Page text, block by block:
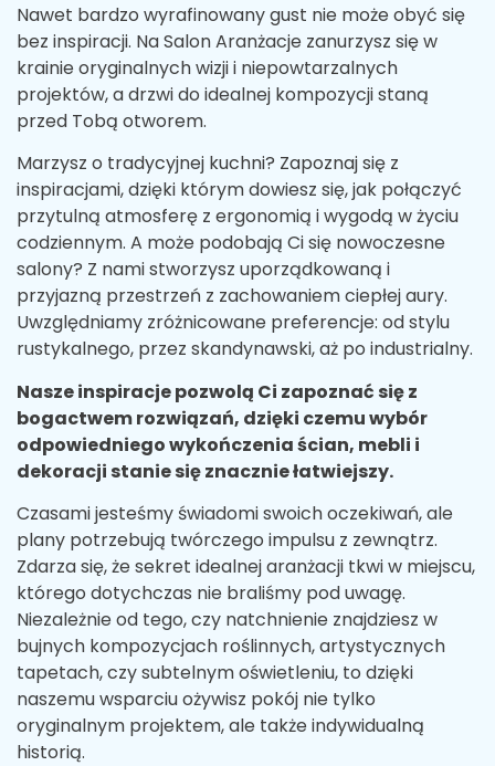
Nawet bardzo wyrafinowany gust nie może obyć się
bez inspiracji. Na Salon Aranżacje zanurzysz się w
krainie oryginalnych wizji i niepowtarzalnych
projektów, a drzwi do idealnej kompozycji staną
przed Tobą otworem.
Marzysz o tradycyjnej kuchni? Zapoznaj się z
inspiracjami, dzięki którym dowiesz się, jak połączyć
przytulną atmosferę z ergonomią i wygodą w życiu
codziennym. A może podobają Ci się nowoczesne
salony? Z nami stworzysz uporządkowaną i
przyjazną przestrzeń z zachowaniem ciepłej aury.
Uwzględniamy zróżnicowane preferencje: od stylu
rustykalnego, przez skandynawski, aż po industrialny.
Nasze inspiracje pozwolą Ci zapoznać się z
bogactwem rozwiązań, dzięki czemu wybór
odpowiedniego wykończenia ścian, mebli i
dekoracji stanie się znacznie łatwiejszy.
Czasami jesteśmy świadomi swoich oczekiwań, ale
plany potrzebują twórczego impulsu z zewnątrz.
Zdarza się, że sekret idealnej aranżacji tkwi w miejscu,
którego dotychczas nie braliśmy pod uwagę.
Niezależnie od tego, czy natchnienie znajdziesz w
bujnych kompozycjach roślinnych, artystycznych
tapetach, czy subtelnym oświetleniu, to dzięki
naszemu wsparciu ożywisz pokój nie tylko
oryginalnym projektem, ale także indywidualną
historią.